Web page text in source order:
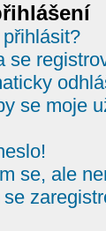
se
se moje
se, ale